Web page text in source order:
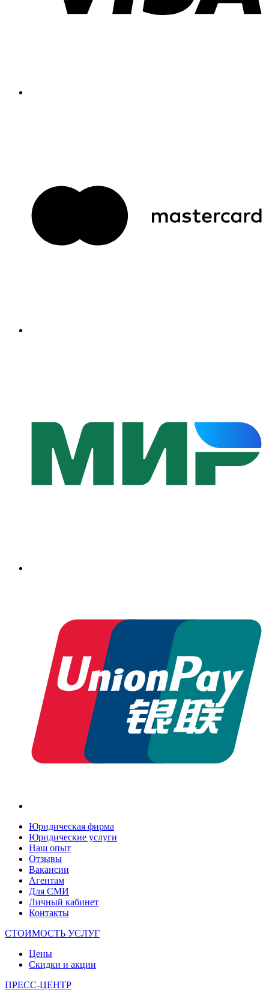
Юридическая фирма
Юридические услуги
Наш опыт
Отзывы
Вакансии
Агентам
Для СМИ
Личный кабинет
Контакты
СТОИМОСТЬ УСЛУГ
Цены
Скидки и акции
ПРЕСС-ЦЕНТР